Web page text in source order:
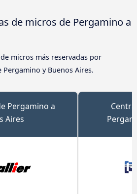
de micros de Pergamino a
micros más reservadas por
y Buenos Aires.
Pergamino a
Aires